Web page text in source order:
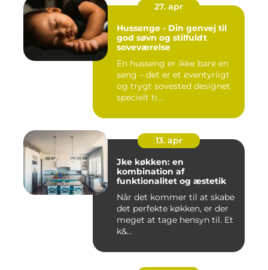
27. apr
Hussenge - Din genvej til
god søvn og stilfuldt
soveværelse
En husseng er ikke bare en
seng – det er et eventyrligt
og trygt sovested designet
specielt ti...
13. apr
Jke køkken: en
kombination af
funktionalitet og æstetik
Når det kommer til at skabe
det perfekte køkken, er der
meget at tage hensyn til. Et
k&...